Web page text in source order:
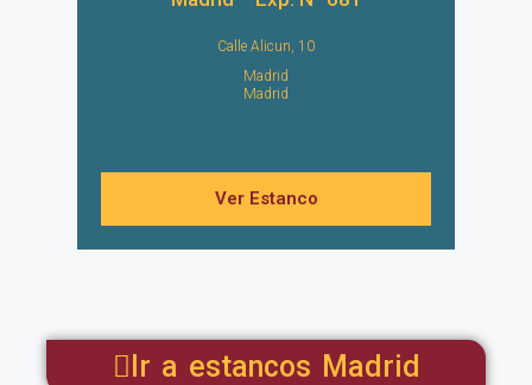
Calle Alicun, 10
Madrid
Madrid
Ver Estanco
Ir a estancos Madrid